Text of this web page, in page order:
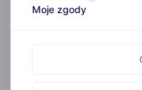
Telefon: +48 781 997 554
Moje zgody